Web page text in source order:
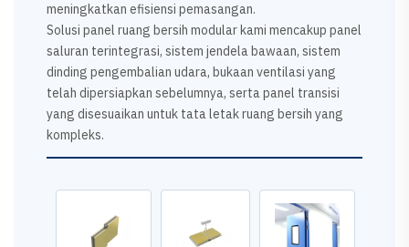
meningkatkan efisiensi pemasangan.
Solusi panel ruang bersih modular kami mencakup panel
saluran terintegrasi, sistem jendela bawaan, sistem
dinding pengembalian udara, bukaan ventilasi yang
telah dipersiapkan sebelumnya, serta panel transisi
yang disesuaikan untuk tata letak ruang bersih yang
kompleks.